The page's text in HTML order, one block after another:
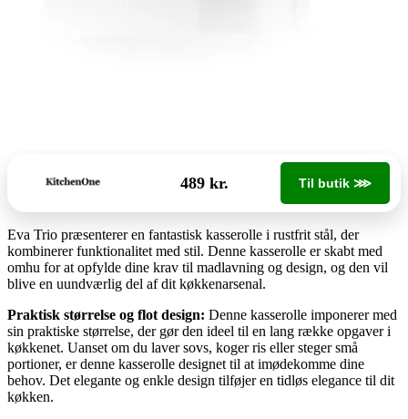
489 kr. Til butik ⋙
Eva Trio præsenterer en fantastisk kasserolle i rustfrit stål, der
kombinerer funktionalitet med stil. Denne kasserolle er skabt med
omhu for at opfylde dine krav til madlavning og design, og den vil
blive en uundværlig del af dit køkkenarsenal.
Praktisk størrelse og flot design: Denne kasserolle imponerer med
sin praktiske størrelse, der gør den ideel til en lang række opgaver i
køkkenet. Uanset om du laver sovs, koger ris eller steger små
portioner, er denne kasserolle designet til at imødekomme dine
behov. Det elegante og enkle design tilføjer en tidløs elegance til dit
køkken.